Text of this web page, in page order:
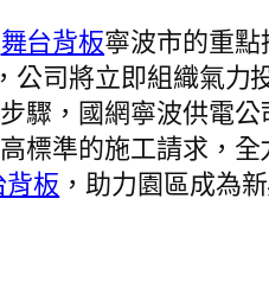
舞台背板寧波市的重
司將立即組織氣力
驟，國網寧波供電
標準的施工請求，
背板 ，助力園區成為